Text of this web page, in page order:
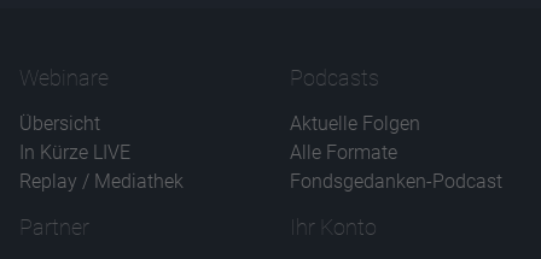
Webinare
Übersicht
In Kürze LIVE
Replay / Mediathek
Podcasts
Aktuelle Folgen
Alle Formate
Fondsgedanken-Podcast
Partner Ihr Konto
Ablauf